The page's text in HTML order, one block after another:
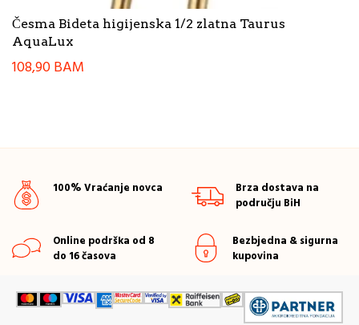
Česma Bideta higijenska 1/2 zlatna Taurus
AquaLux
108,90BAM
100% Vraćanje novca
Brza dostava na
području BiH
Online podrška od 8
do 16 časova
Bezbjedna & sigurna
kupovina